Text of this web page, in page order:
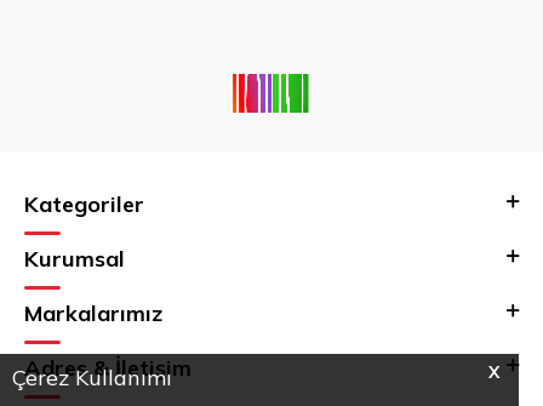
X
Çerez Kullanımı
Kategoriler
Kurumsal
Markalarımız
Adres & İletişim